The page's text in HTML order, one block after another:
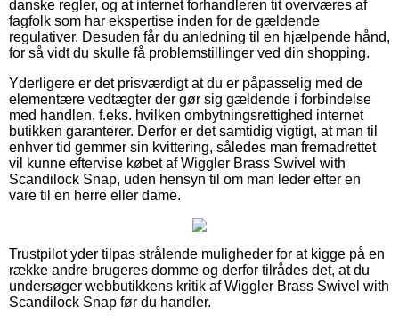
danske regler, og at internet forhandleren tit overværes af
fagfolk som har ekspertise inden for de gældende
regulativer. Desuden får du anledning til en hjælpende hånd,
for så vidt du skulle få problemstillinger ved din shopping.
Yderligere er det prisværdigt at du er påpasselig med de
elementære vedtægter der gør sig gældende i forbindelse
med handlen, f.eks. hvilken ombytningsrettighed internet
butikken garanterer. Derfor er det samtidig vigtigt, at man til
enhver tid gemmer sin kvittering, således man fremadrettet
vil kunne eftervise købet af Wiggler Brass Swivel with
Scandilock Snap, uden hensyn til om man leder efter en
vare til en herre eller dame.
Trustpilot yder tilpas strålende muligheder for at kigge på en
række andre brugeres domme og derfor tilrådes det, at du
undersøger webbutikkens kritik af Wiggler Brass Swivel with
Scandilock Snap før du handler.